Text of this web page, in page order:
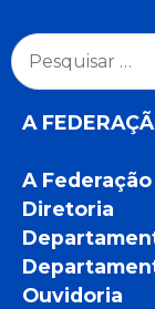
Pesquisar
por:
A
A Federação
Diretoria
Ouvidoria